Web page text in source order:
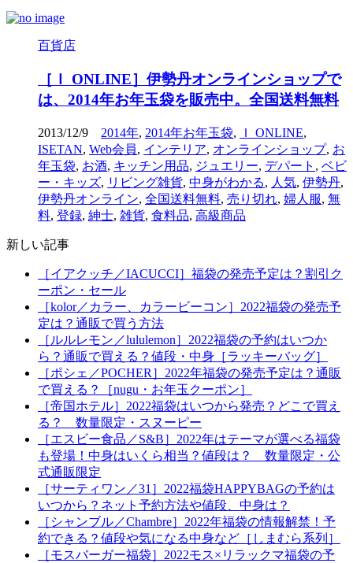
百貨店
［Ｉ ONLINE］伊勢丹オンラインショップで
は、2014年お年玉袋を販売中。全国送料無料
2013/12/9 2014年, 2014年お年玉袋, Ｉ ONLINE,
ISETAN, Web会員, インテリア, オンラインショップ, お
年玉袋, お酒, キッチン用品, ジュエリー, デパート , ベビ
ー・キッズ, リビング雑貨, 中身がわかる, 人気, 伊勢丹,
伊勢丹オンライン, 全国送料無料, 売り切れ, 婦人服, 無
料, 登録, 紳士, 雑貨, 食料品, 高級商品
新しい記事
［イアクッチ／IACUCCI］福袋の発売予定は？割引ク
ーポン・セール
［kolor／カラー、カラービーコン］2022福袋の発売予
定は？通販で買う方法
［ルルレモン／lululemon］2022福袋の予約はいつか
ら？通販で買える？値段・中身［ラッキーバッグ］
［ポシェ／POCHER］2022年福袋の発売予定は？通販
で買える？［nugu・お年玉クーポン］
［帝国ホテル］2022福袋はいつから発売？どこで買え
る？ 数量限定・スヌーピー
［エスビー食品／S&B］2022年はテーマが選べる福袋
も登場！中身はいくら相当？値段は？ 数量限定・公
式通販限定
［サーティワン／31］2022福袋HAPPYBAGの予約は
いつから？ネット予約方法や値段、中身は？
［シャンブル／Chambre］2022年福袋の情報解禁！予
約できる？値段や気になる中身など［しまむら系列］
［モスバーガー福袋］2022モス×リラックマ福袋の予